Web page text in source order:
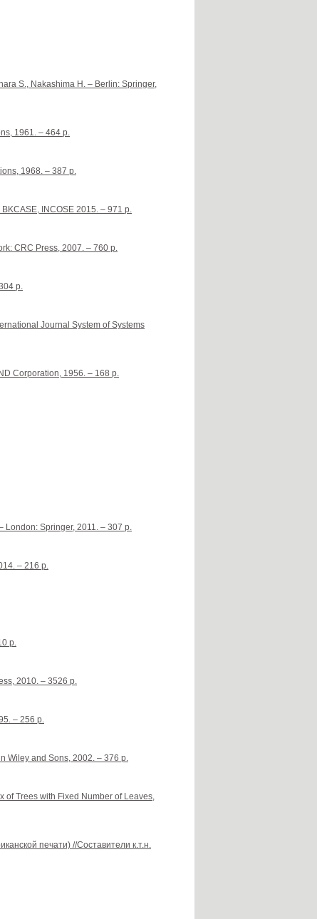
S., Nakashima H. – Berlin: Springer,
1961. – 464 p.
1968. – 387 p.
INCOSE 2015. – 971 p.
CRC Press, 2007. – 760 p.
p.
Journal System of Systems
Corporation, 1956. – 168 p.
London: Springer, 2011. – 307 p.
– 216 p.
p.
2010. – 3526 p.
– 256 p.
Wiley and Sons, 2002. – 376 p.
of Trees with Fixed Number of Leaves,
печати) //Составители к.т.н.